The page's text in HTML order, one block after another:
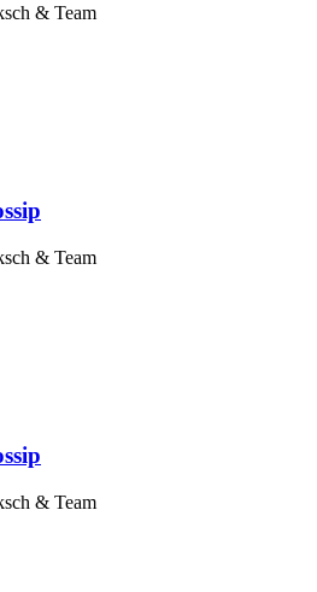
& Team
& Team
& Team